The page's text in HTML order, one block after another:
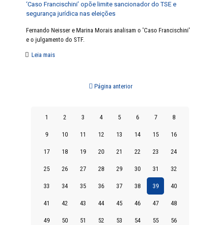
‘Caso Francischini’ opõe limite sancionador do TSE e
segurança jurídica nas eleições
Fernando Neisser e Marina Morais analisam o 'Caso Francischini'
e o julgamento do STF.
Leia mais
Página anterior
1 2 3 4 5 6 7 8
9 10 11 12 13 14 15 16
17 18 19 20 21 22 23 24
25 26 27 28 29 30 31 32
33 34 35 36 37 38 39 40
41 42 43 44 45 46 47 48
49 50 51 52 53 54 55 56